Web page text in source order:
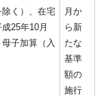
除く）、在宅
25年10月
子加算（入
月か
ら新
たな
基準
額の
施行